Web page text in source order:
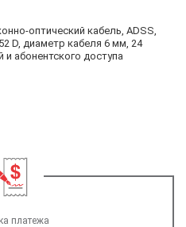
оптический кабель, ADSS,
D, диаметр кабеля 6 мм, 24
абонентского доступа
платежа